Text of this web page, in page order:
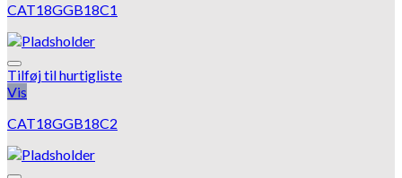
CAT18GGB18C1
Tilføj til hurtigliste
Vis
CAT18GGB18C2